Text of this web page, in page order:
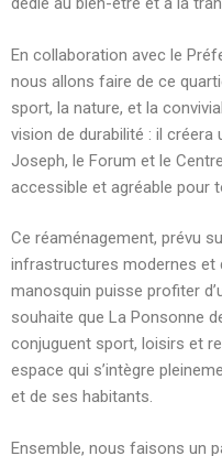
En collaboration avec le
nous allons faire de ce
sport, la nature, et la
vision de durabilité : il créera
Joseph, le Forum et le
accessible et agréable pour
Ce réaménagement, prévu
infrastructures modernes et
manosquin puisse profiter
souhaite que La Ponsonne
conjuguent sport, loisirs et
espace qui s’intègre
et de ses habitants.
Ensemble, nous faisons un